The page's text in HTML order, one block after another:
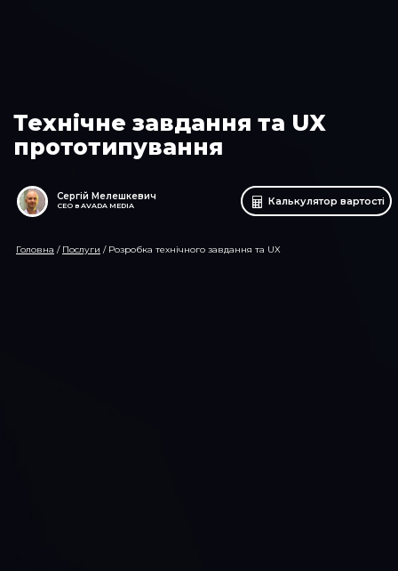
Технічне завдання та UX
прототипування
Сергій Мелешкевич
CEO в AVADA MEDIA Калькулятор вартості
Головна / Послуги / Розробка технічного завдання та UX